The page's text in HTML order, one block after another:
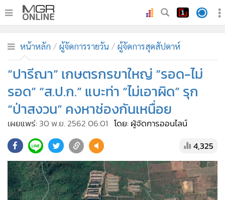
ทันเหตุการณ์
• ภาคใต้
Online Section
บันเทิง
• คอลัมนิสต์
• ละคร
• CbizReview
• Cyber BIZ
หน้าหลัก ผู้จัดการรายวัน ผู้จัดการสุดสัปดาห์
“ปารีณา” เกษตรกรขาใหญ่ “รอด-ไม่
รอด” “ส.ป.ก.” แบะท่า “ไม่เอาผิด” รุก
“ป่าสงวน” คงหาช่องกันเหนื่อย
เผยแพร่: 30 พ.ย. 2562 06:01 โดย: ผู้จัดการออนไลน์
4,325